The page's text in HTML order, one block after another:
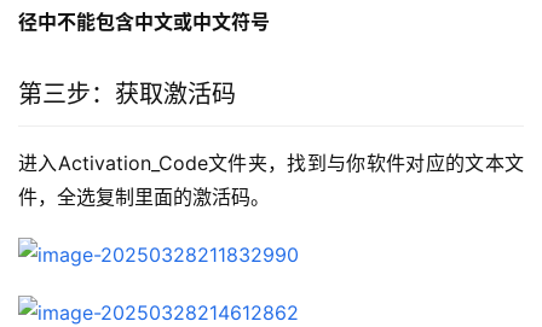
径中不能包含中文或中文符号
第三步：获取激活码
进入Activation_Code文件夹，找到与你软件对应的文本文
件，全选复制里面的激活码。